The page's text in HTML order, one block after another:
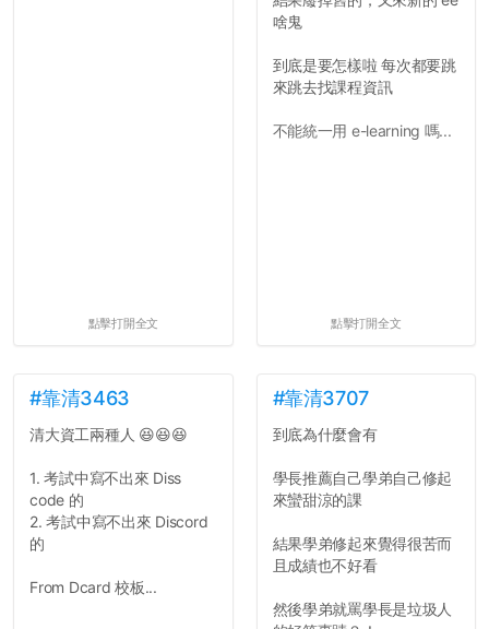
點擊打開全文
啥鬼
到底是要怎樣啦 每次都要跳
來跳去找課程資訊
不能統一用 e-learning 嗎...
點擊打開全文
#靠清3463
清大資工兩種人 😆😆😆
1. 考試中寫不出來 Diss
code 的
2. 考試中寫不出來 Discord
的
From Dcard 校板...
#靠清3707
到底為什麼會有
學長推薦自己學弟自己修起
來蠻甜涼的課
結果學弟修起來覺得很苦而
且成績也不好看
然後學弟就罵學長是垃圾人